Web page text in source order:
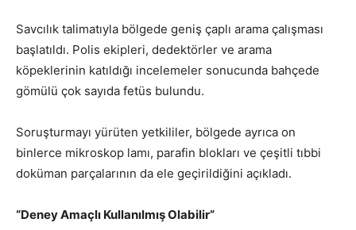
Savcılık talimatıyla bölgede geniş çaplı arama çalışması
başlatıldı. Polis ekipleri, dedektörler ve arama
köpeklerinin katıldığı incelemeler sonucunda bahçede
gömülü çok sayıda fetüs bulundu.
Soruşturmayı yürüten yetkililer, bölgede ayrıca on
binlerce mikroskop lamı, parafin blokları ve çeşitli tıbbi
doküman parçalarının da ele geçirildiğini açıkladı.
“Deney Amaçlı Kullanılmış Olabilir”